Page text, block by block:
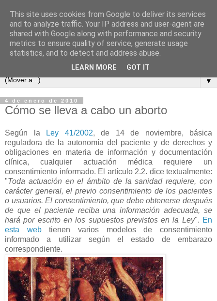
▼
4 de enero de 2010
Cómo se lleva a cabo un aborto
Según la Ley 41/2002, de 14 de noviembre, básica
reguladora de la autonomía del paciente y de derechos y
obligaciones en materia de información y documentación
clínica, cualquier actuación médica requiere un
consentimiento informado. El artículo 2.2. dice textualmente:
"Toda actuación en el ámbito de la sanidad requiere, con
carácter general, el previo consentimiento de los pacientes
o usuarios. El consentimiento, que debe obtenerse después
de que el paciente reciba una información adecuada, se
hará por escrito en los supuestos previstos en la Ley". En
esta webtienen varios modelos de consentimiento
informado a utilizar según el estado de embarazo
correspondiente.
This site uses cookies from Google to deliver its services
and to analyze traffic. Your IP address and user-agent are
shared with Google along with performance and security
metrics to ensure quality of service, generate usage
statistics, and to detect and address abuse.
LEARN MORE GOT IT